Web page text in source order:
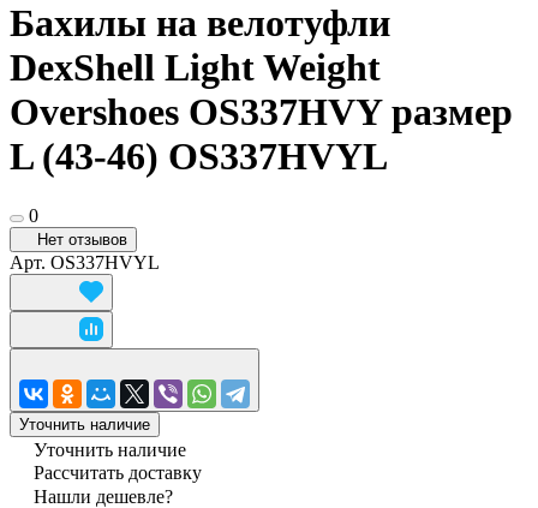
Бахилы на велотуфли
DexShell Light Weight
Overshoes OS337HVY размер
L (43-46) OS337HVYL
0
Нет отзывов
Арт. OS337HVYL
Уточнить наличие
Уточнить наличие
Рассчитать доставку
Нашли дешевле?